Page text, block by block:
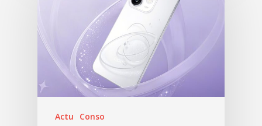
Actu Conso